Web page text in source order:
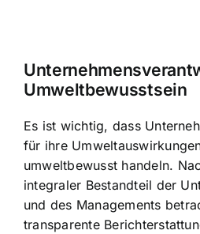
Umweltbewusstsein
Es ist wichtig, dass
für ihre
umweltbewusst handeln.
integraler Bestandteil der
und des Managements
transparente